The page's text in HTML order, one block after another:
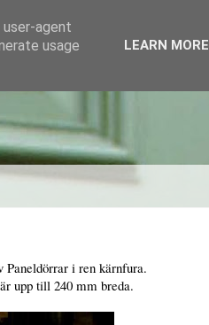
i ren kärnfura.
upp till 240 mm breda.
agent
usage
LEARN MORE